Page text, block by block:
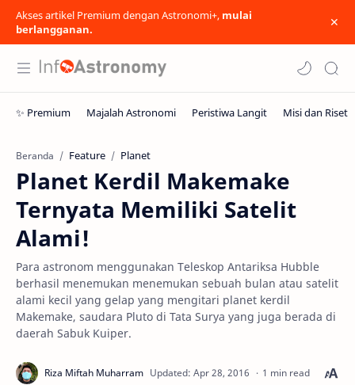
Akses artikel Premium dengan Astronomi+, mulai
berlangganan.
Beranda Feature Planet
Planet Kerdil Makemake
Ternyata Memiliki Satelit
Alami!
Para astronom menggunakan Teleskop Antariksa Hubble
berhasil menemukan menemukan sebuah bulan atau satelit
alami kecil yang gelap yang mengitari planet kerdil
Makemake, saudara Pluto di Tata Surya yang juga berada di
daerah Sabuk Kuiper.
1 min read